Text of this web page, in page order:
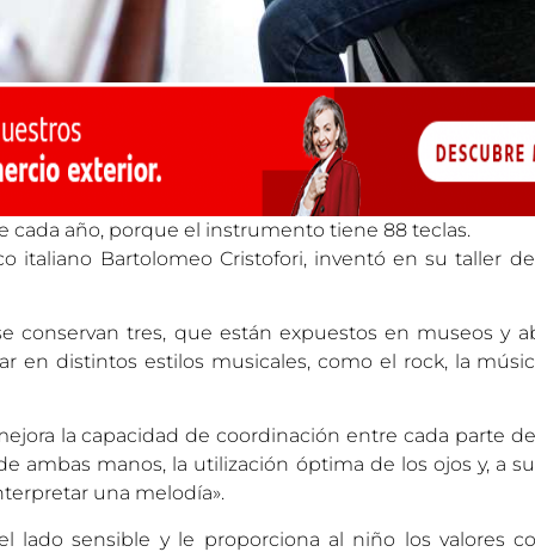
cada año, porque el instrumento tiene 88 teclas.
italiano Bartolomeo Cristofori, inventó en su taller
conservan tres, que están expuestos en museos y
en distintos estilos musicales, como el rock, la
la capacidad de coordinación entre cada parte
ambas manos, la utilización óptima de los ojos y, a
una melodía».
lado sensible y le proporciona al niño los valores